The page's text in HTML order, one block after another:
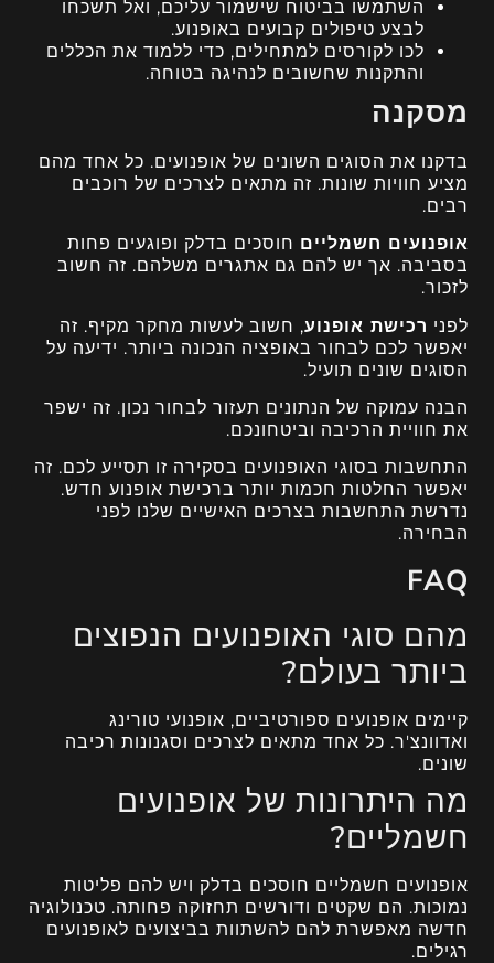
השתמשו בביטוח שישמור עליכם, ואל תשכחו
לבצע טיפולים קבועים באופנוע.
לכו לקורסים למתחילים, כדי ללמוד את הכללים
והתקנות שחשובים לנהיגה בטוחה.
מסקנה
בדקנו את הסוגים השונים של אופנועים. כל אחד מהם
מציע חוויות שונות. זה מתאים לצרכים של רוכבים
רבים.
אופנועים חשמליים חוסכים בדלק ופוגעים פחות
בסביבה. אך יש להם גם אתגרים משלהם. זה חשוב
לזכור.
לפני רכישת אופנוע, חשוב לעשות מחקר מקיף. זה
יאפשר לכם לבחור באופציה הנכונה ביותר. ידיעה על
הסוגים שונים תועיל.
הבנה עמוקה של הנתונים תעזור לבחור נכון. זה ישפר
את חוויית הרכיבה וביטחונכם.
התחשבות בסוגי האופנועים בסקירה זו תסייע לכם. זה
יאפשר החלטות חכמות יותר ברכישת אופנוע חדש.
נדרשת התחשבות בצרכים האישיים שלנו לפני
הבחירה.
FAQ
מהם סוגי האופנועים הנפוצים
ביותר בעולם?
קיימים אופנועים ספורטיביים, אופנועי טורינג
ואדוונצ'ר. כל אחד מתאים לצרכים וסגנונות רכיבה
שונים.
מה היתרונות של אופנועים
חשמליים?
אופנועים חשמליים חוסכים בדלק ויש להם פליטות
נמוכות. הם שקטים ודורשים תחזוקה פחותה. טכנולוגיה
חדשה מאפשרת להם להשתוות בביצועים לאופנועים
רגילים.